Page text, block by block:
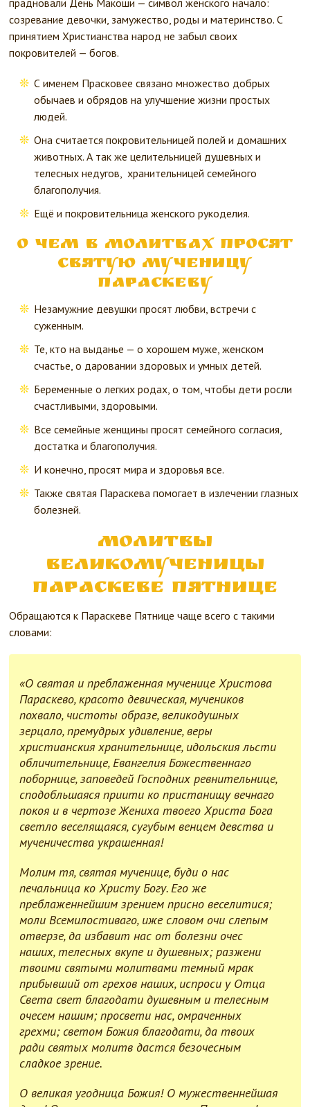
прадновали День Макоши — символ женского начало:
созревание девочки, замужество, роды и материнство. С
принятием Христианства народ не забыл своих
покровителей — богов.
С именем Прасковее связано множество добрых
обычаев и обрядов на улучшение жизни простых
людей.
Она считается покровительницей полей и домашних
животных. А так же целительницей душевных и
телесных недугов, хранительницей семейного
благополучия.
Ещё и покровительница женского рукоделия.
О чем в молитвах просят
Святую мученицу
Параскеву
Незамужние девушки просят любви, встречи с
суженным.
Те, кто на выданье — о хорошем муже, женском
счастье, о даровании здоровых и умных детей.
Беременные о легких родах, о том, чтобы дети росли
счастливыми, здоровыми.
Все семейные женщины просят семейного согласия,
достатка и благополучия.
И конечно, просят мира и здоровья все.
Также святая Параскева помогает в излечении глазных
болезней.
Молитвы
великомученицы
Параскеве Пятнице
Обращаются к Параскеве Пятнице чаще всего с такими
словами:
«О святая и преблаженная мученице Христова
Параскево, красото девическая, мучеников
похвало, чистоты образе, великодушных
зерцало, премудрых удивление, веры
христианския хранительнице, идольския льсти
обличительнице, Евангелия Божественнаго
поборнице, заповедей Господних ревнительнице,
сподобльшаяся приити ко пристанищу вечнаго
покоя и в чертозе Жениха твоего Христа Бога
светло веселящаяся, сугубым венцем девства и
мученичества украшенная!
Молим тя, святая мученице, буди о нас
печальница ко Христу Богу. Его же
преблаженнейшим зрением присно веселитися;
моли Всемилостиваго, иже словом очи слепым
отверзе, да избавит нас от болезни очес
наших, телесных вкупе и душевных; разжени
твоими святыми молитвами темный мрак
прибывший от грехов наших, испроси у Отца
Света свет благодати душевным и телесным
очесем нашим; просвети нас, омраченных
грехми; светом Божия благодати, да твоих
ради святых молитв дастся безочесным
сладкое зрение.
О великая угодница Божия! О мужественнейшая